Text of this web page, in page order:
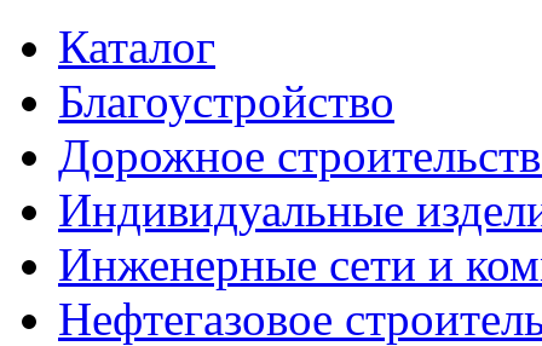
Каталог
Благоустройство
Дорожное
Индивидуальные
Инженерные сети и
Нефтегазовое